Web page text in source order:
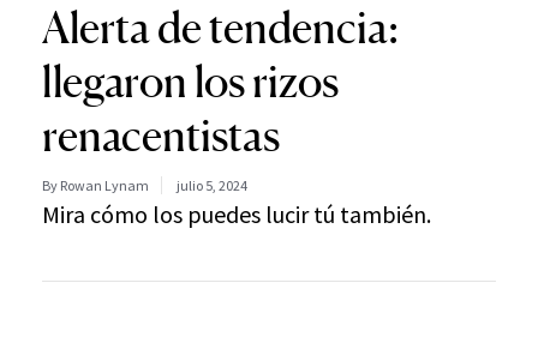
Alerta de tendencia:
llegaron los rizos
renacentistas
By Rowan Lynam julio 5, 2024
Mira cómo los puedes lucir tú también.